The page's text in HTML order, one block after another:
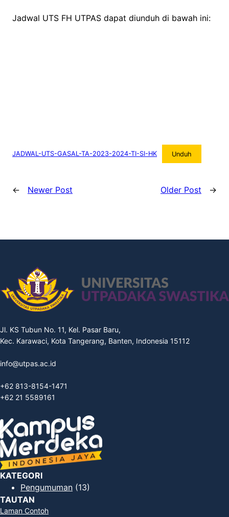
Jadwal UTS FH UTPAS dapat diunduh di bawah ini:
JADWAL-UTS-GASAL-TA-2023-2024-TI-SI-HK Unduh
← Newer Post Older Post →
Jl. KS Tubun No. 11, Kel. Pasar Baru,
Kec. Karawaci, Kota Tangerang, Banten, Indonesia 15112
info@utpas.ac.id
+62 813-8154-1471
+62 21 5589161
KATEGORI
Pengumuman (13)
TAUTAN
Laman Contoh